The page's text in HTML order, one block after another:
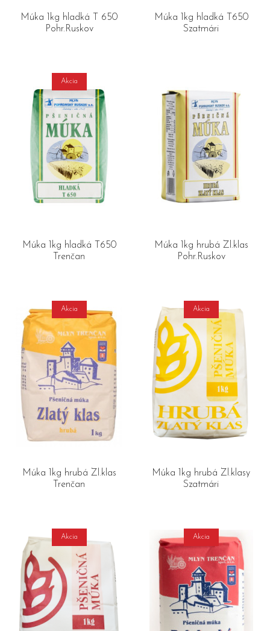
Múka 1kg hladká T 650
Pohr.Ruskov
Múka 1kg hladká T650
Szatmári
Akcia
Múka 1kg hladká T650
Trenčan
Múka 1kg hrubá Zl.klas
Pohr.Ruskov
Akcia
Múka 1kg hrubá Zl.klas
Trenčan
Akcia
Múka 1kg hrubá Zl.klasy
Szatmári
Akcia Akcia